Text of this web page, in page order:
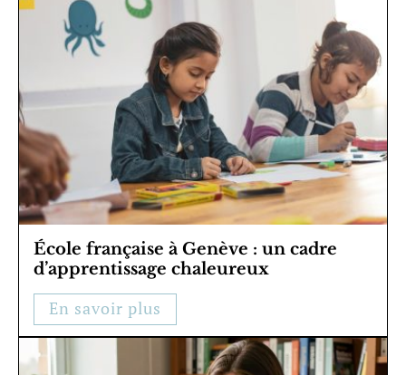
École française à Genève : un cadre
d’apprentissage chaleureux
En savoir plus